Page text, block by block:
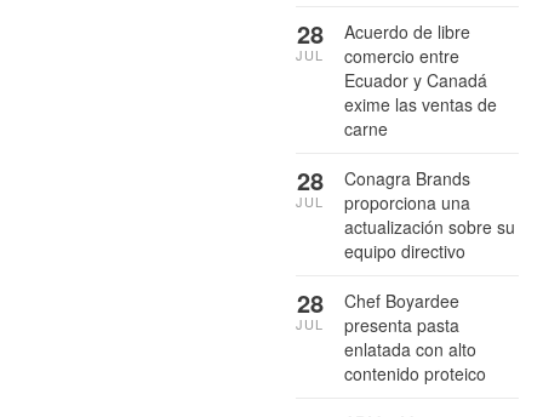
Acuerdo de libre
comercio entre
Ecuador y Canadá
exime las ventas de
carne
28
JUL
Conagra Brands
proporciona una
actualización sobre su
equipo directivo
28
JUL
Chef Boyardee
presenta pasta
enlatada con alto
contenido proteico
28
JUL